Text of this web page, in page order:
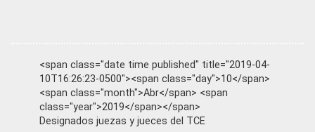
<span class="date time published" title="2019-04-
10T16:26:23-0500"><span class="day">10</span>
<span class="month">Abr</span> <span
class="year">2019</span></span>
Designados juezas y jueces del TCE